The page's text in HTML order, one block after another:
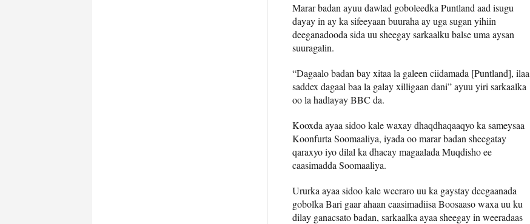
Marar badan ayuu dawlad goboleedka Puntland aad isugu
dayay in ay ka sifeeyaan buuraha ay uga sugan yihiin
deeganadooda sida uu sheegay sarkaalku balse uma aysan
suuragalin.
“Dagaalo badan bay xitaa la galeen ciidamada [Puntland], ilaa
saddex dagaal baa la galay xilligaan dani” ayuu yiri sarkaalka
oo la hadlayay BBC da.
Kooxda ayaa sidoo kale waxay dhaqdhaqaaqyo ka sameysaa
Koonfurta Soomaaliya, iyada oo marar badan sheegatay
qaraxyo iyo dilal ka dhacay magaalada Muqdisho ee
caasimadda Soomaaliya.
Ururka ayaa sidoo kale weeraro uu ka gaystay deegaanada
gobolka Bari gaar ahaan caasimadiisa Boosaaso waxa uu ku
dilay ganacsato badan, sarkaalka ayaa sheegay in weeradaas